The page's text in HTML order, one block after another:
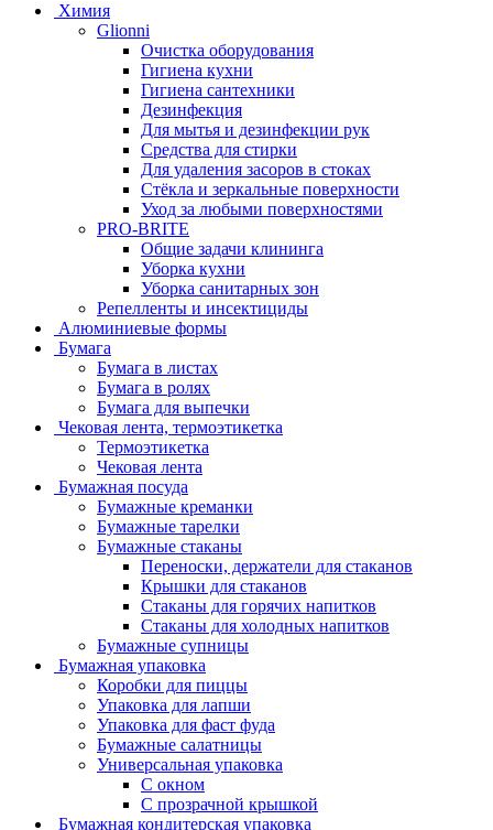
Химия
Glionni
Очистка оборудования
Гигиена кухни
Гигиена сантехники
Дезинфекция
Для мытья и дезинфекции рук
Средства для стирки
Для удаления засоров в стоках
Стёкла и зеркальные поверхности
Уход за любыми поверхностями
PRO-BRITE
Общие задачи клининга
Уборка кухни
Уборка санитарных зон
Репелленты и инсектициды
Алюминиевые формы
Бумага
Бумага в листах
Бумага в ролях
Бумага для выпечки
Чековая лента, термоэтикетка
Термоэтикетка
Чековая лента
Бумажная посуда
Бумажные креманки
Бумажные тарелки
Бумажные стаканы
Переноски, держатели для стаканов
Крышки для стаканов
Стаканы для горячих напитков
Стаканы для холодных напитков
Бумажные супницы
Бумажная упаковка
Коробки для пиццы
Упаковка для лапши
Упаковка для фаст фуда
Бумажные салатницы
Универсальная упаковка
С окном
С прозрачной крышкой
Бумажная кондитерская упаковка